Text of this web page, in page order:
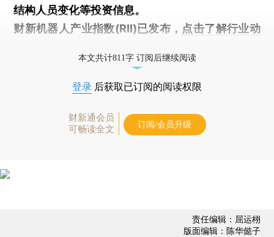
结构人员变化等投资信息。
财新机器人产业指数(RII)已发布， 点击了解行业动
本文共计811字 订阅后继续阅读
登录 后获取已订阅的阅读权限
财新通会员
可畅读全文
订阅/会员升级
责任编辑：屈运栩
版面编辑：陈华懿子